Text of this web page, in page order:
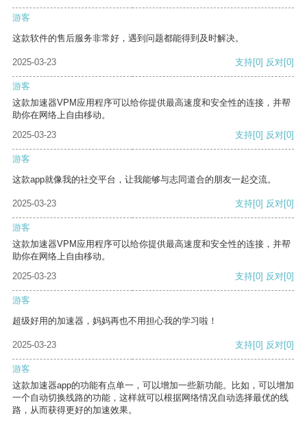
游客
这款软件的售后服务非常好，遇到问题都能得到及时解决。
2025-03-23 支持[0] 反对[0]
游客
这款加速器VPM应用程序可以给你提供最高速度和安全性的连接，并帮
助你在网络上自由移动。
2025-03-23
支持[0] 反对[0]
游客
这款app就像我的社交平台，让我能够与志同道合的朋友一起交流。
2025-03-23 支持[0] 反对[0]
游客
这款加速器VPM应用程序可以给你提供最高速度和安全性的连接，并帮
助你在网络上自由移动。
2025-03-23
支持[0] 反对[0]
游客
超级好用的加速器，妈妈再也不用担心我的学习啦！
2025-03-23 支持[0] 反对[0]
游客
这款加速器app的功能有点单一，可以增加一些新功能。比如，可以增加
一个自动切换线路的功能，这样就可以根据网络情况自动选择最优的线
路，从而获得更好的加速效果。